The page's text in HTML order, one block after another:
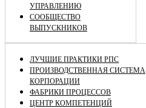
УПРАВЛЕНИЮ
СООБЩЕСТВО
ВЫПУСКНИКОВ
ЛУЧШИЕ ПРАКТИКИ РПС
ПРОИЗВОДСТВЕННАЯ СИСТЕМА
КОРПОРАЦИИ
ФАБРИКИ ПРОЦЕССОВ
ЦЕНТР КОМПЕТЕНЦИЙ